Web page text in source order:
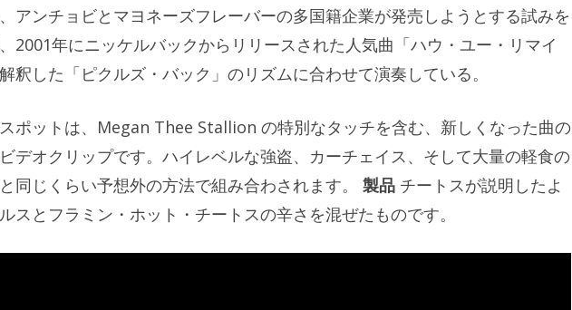
アンチョビとマヨネーズフレーバーの多国籍企業が発売しようとする試みを
2001年にニッケルバックからリリースされた人気曲「ハウ・ユー・リマイ
釈した「ピクルズ・バック」のリズムに合わせて演奏している。
ポットは、Megan Thee Stallion の特別なタッチを含む、新しくなった曲の
デオクリップです。ハイレベルな強盗、カーチェイス、そして大量の軽食の
同じくらい予想外の方法で組み合わされます。 製品 チートスが説明したよ
スとフラミン・ホット・チートスの辛さを混ぜたものです。